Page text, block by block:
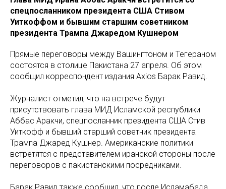
спецпосланником президента США Стивом
Уиткоффом и бывшим старшим советником
президента Трампа Джаредом Кушнером
Прямые переговоры между Вашингтоном и Тегераном
состоятся в столице Пакистана 27 апреля. Об этом
сообщил корреспондент издания Axios Барак Равид.
Журналист отметил, что на встрече будут
присутствовать глава МИД Исламской республики
Аббас Аракчи, спецпосланник президента США Стив
Уиткофф и бывший старший советник президента
Трампа Джаред Кушнер. Американские политики
встретятся с представителем иранской стороны после
переговоров с пакистанскими посредниками.
Барак Равид также сообщил, что после Исламабада